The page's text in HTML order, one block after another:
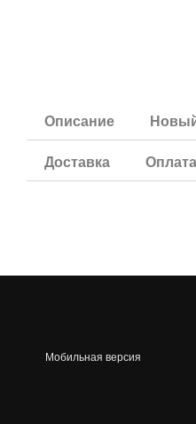
Описание
Доставка Оплата
Мобильная версия